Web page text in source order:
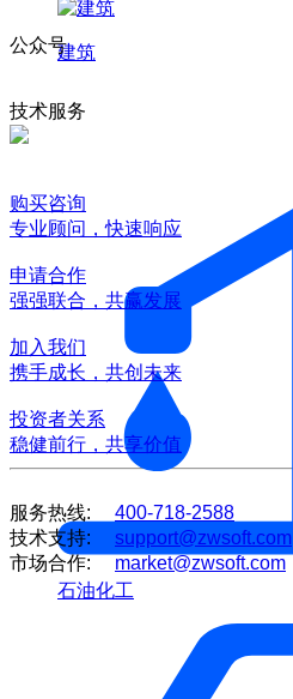
建筑
石油化工
公众号
技术服务
购买咨询
专业顾问，快速响应
申请合作
强强联合，共赢发展
加入我们
携手成长，共创未来
投资者关系
稳健前行，共享价值
服务热线:
400-718-2588
技术支持:
support@zwsoft.com
市场合作:
market@zwsoft.com